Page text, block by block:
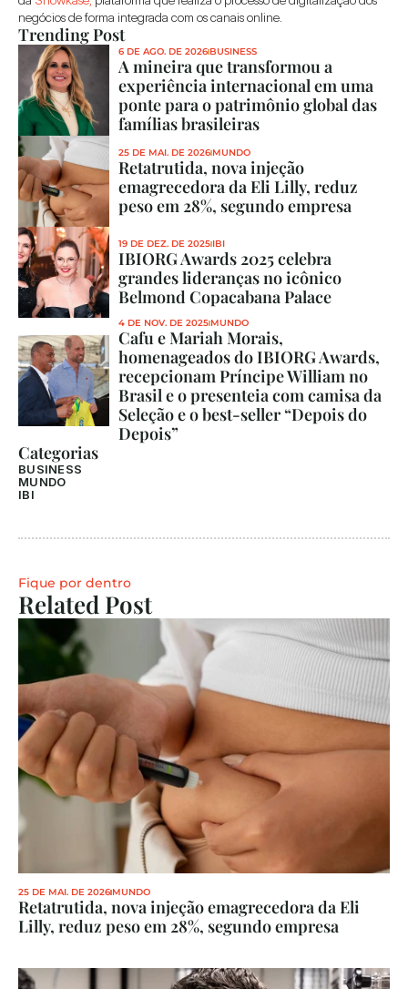
negócios de forma integrada com os canais online.
Trending Post
6 DE AGO. DE 2026 BUSINESS
A mineira que transformou a
experiência internacional em uma
ponte para o patrimônio global das
famílias brasileiras
25 DE MAI. DE 2026 MUNDO
Retatrutida, nova injeção
emagrecedora da Eli Lilly, reduz
peso em 28%, segundo empresa
19 DE DEZ. DE 2025 IBI
IBIORG Awards 2025 celebra
grandes lideranças no icônico
Belmond Copacabana Palace
4 DE NOV. DE 2025 MUNDO
Cafu e Mariah Morais,
homenageados do IBIORG Awards,
recepcionam Príncipe William no
Brasil e o presenteia com camisa da
Seleção e o best-seller “Depois do
Depois”
Categorias
BUSINESS
MUNDO
IBI
Fique por dentro
Related Post
25 DE MAI. DE 2026 MUNDO
Retatrutida, nova injeção emagrecedora da Eli
Lilly, reduz peso em 28%, segundo empresa